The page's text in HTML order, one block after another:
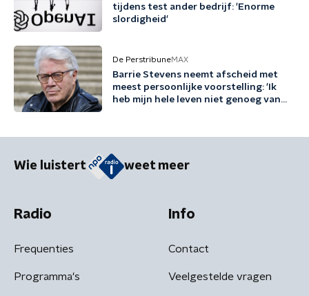
tijdens test ander bedrijf: 'Enorme
slordigheid'
De PerstribuneMAX
Barrie Stevens neemt afscheid met
meest persoonlijke voorstelling: 'Ik
heb mijn hele leven niet genoeg van
Wie luistert weet meer
Radio
Frequenties
Programma's
Info
Contact
Veelgestelde vragen